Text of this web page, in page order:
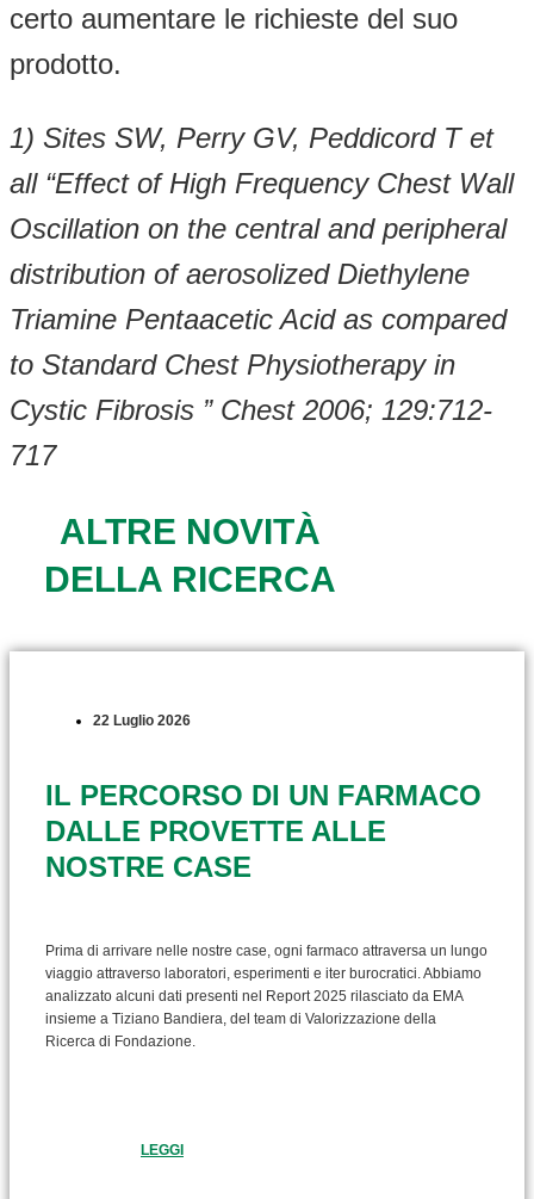
certo aumentare le richieste del suo
prodotto.
1) Sites SW, Perry GV, Peddicord T et
all “Effect of High Frequency Chest Wall
Oscillation on the central and peripheral
distribution of aerosolized Diethylene
Triamine Pentaacetic Acid as compared
to Standard Chest Physiotherapy in
Cystic Fibrosis ” Chest 2006; 129:712-
717
ALTRE NOVITÀ
DELLA RICERCA
22 Luglio 2026
IL PERCORSO DI UN FARMACO
DALLE PROVETTE ALLE
NOSTRE CASE
Prima di arrivare nelle nostre case, ogni farmaco attraversa un lungo
viaggio attraverso laboratori, esperimenti e iter burocratici. Abbiamo
analizzato alcuni dati presenti nel Report 2025 rilasciato da EMA
insieme a Tiziano Bandiera, del team di Valorizzazione della
Ricerca di Fondazione.
LEGGI